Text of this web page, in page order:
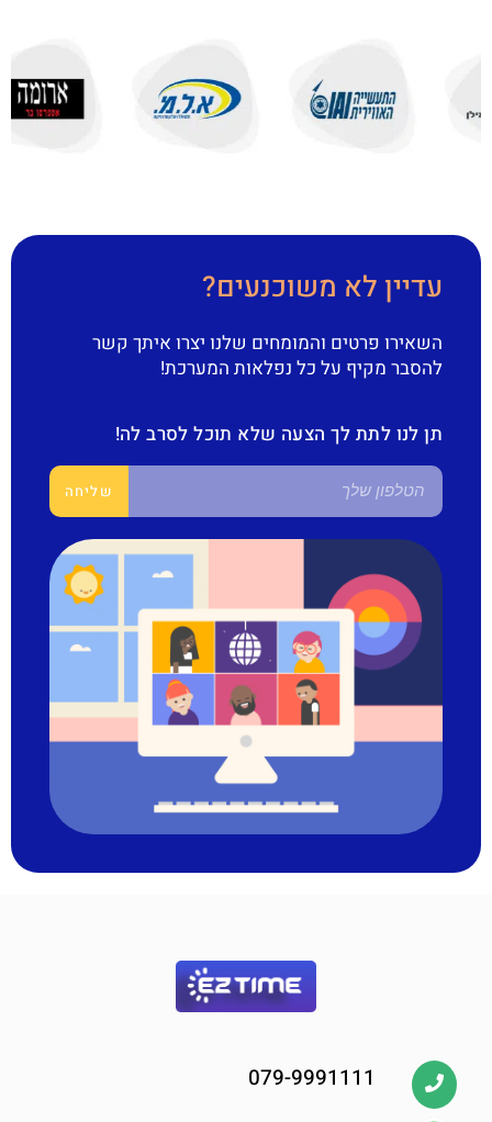
עדיין לא משוכנעים?
השאירו פרטים והמומחים שלנו יצרו איתך קשר
להסבר מקיף על כל נפלאות המערכת!
תן לנו לתת לך הצעה שלא תוכל לסרב לה!
שליחה
079-9991111